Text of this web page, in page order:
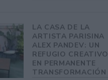
LA CASA DE LA
ARTISTA PARISINA
ALEX PANDEV: UN
REFUGIO CREATIVO
EN PERMANENTE
TRANSFORMACIÓN